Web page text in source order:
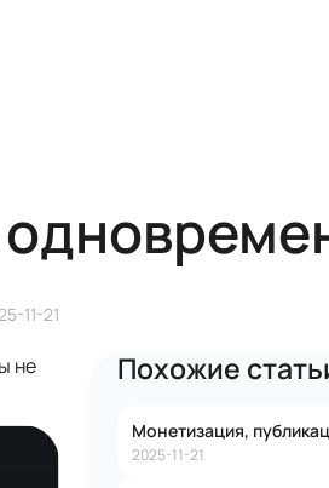
11-21
не
Похожие
Монетизация,
2025-11-21